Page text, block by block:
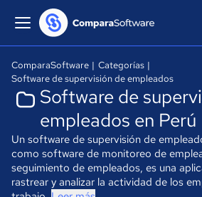
ComparaSoftware | Categorías |
Software de supervisión de empleados
Software de
empleados en Perú
Un software de supervisión de
como software de monitoreo de
seguimiento de empleados, es una
rastrear y analizar la actividad de los